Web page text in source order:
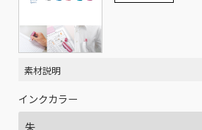
素材説明
インクカラー